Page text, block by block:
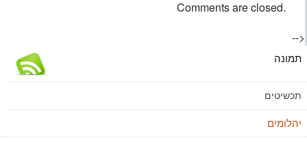
Comments are closed.
-->
תמונה
תכשיטים
יהלומים